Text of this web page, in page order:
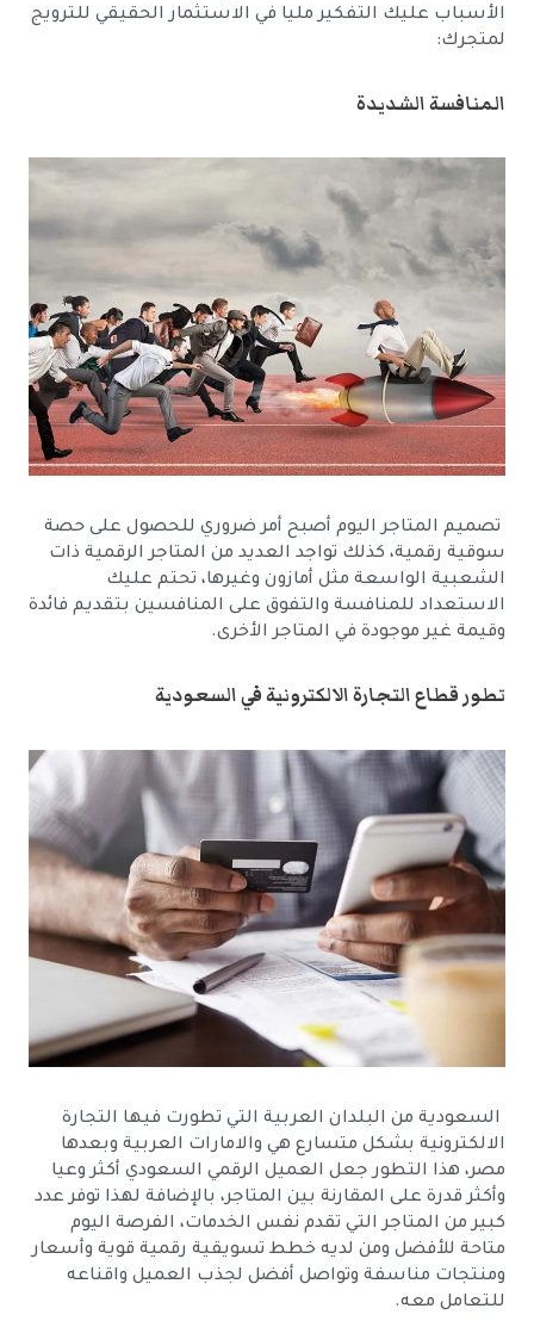
الأسباب عليك التفكير مليا في الاستثمار الحقيقي للترويج
لمتجرك:
المنافسة الشديدة
تصميم المتاجر اليوم أصبح أمر ضروري للحصول على حصة
سوقية رقمية، كذلك تواجد العديد من المتاجر الرقمية ذات
الشعبية الواسعة مثل أمازون وغيرها، تحتم عليك
الاستعداد للمنافسة والتفوق على المنافسين بتقديم فائدة
وقيمة غير موجودة في المتاجر الأخرى.
تطور قطاع التجارة الالكترونية في السعودية
السعودية من البلدان العربية التي تطورت فيها التجارة
الالكترونية بشكل متسارع هي والامارات العربية وبعدها
مصر، هذا التطور جعل العميل الرقمي السعودي أكثر وعيا
وأكثر قدرة على المقارنة بين المتاجر، بالإضافة لهذا توفر عدد
كبير من المتاجر التي تقدم نفس الخدمات، الفرصة اليوم
متاحة للأفضل ومن لديه خطط تسويقية رقمية قوية وأسعار
ومنتجات مناسفة وتواصل أفضل لجذب العميل واقناعه
للتعامل معه.